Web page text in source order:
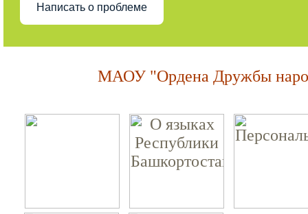
Написать о проблеме
МАОУ "Ордена Дружбы